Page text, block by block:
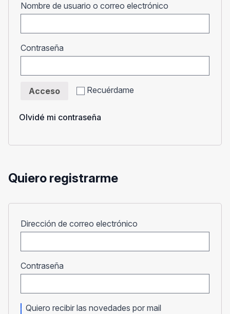
Nombre de usuario o correo electrónico
Contraseña
Recuérdame
Acceso
Olvidé mi contraseña
Quiero registrarme
Dirección de correo electrónico
Contraseña
Quiero recibir las novedades por mail